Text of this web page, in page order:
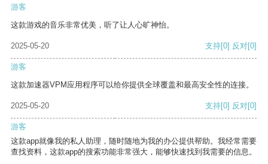
游客
这款游戏的音乐非常优美，听了让人心旷神怡。
2025-05-20 支持[0] 反对[0]
游客
这款加速器VPM应用程序可以给你提供全球覆盖和最高安全性的连接。
2025-05-20 支持[0] 反对[0]
游客
这款app就像我的私人助理，随时随地为我的办公提供帮助。我经常需要
查找资料，这款app的搜索功能非常强大，能够快速找到我需要的信息。